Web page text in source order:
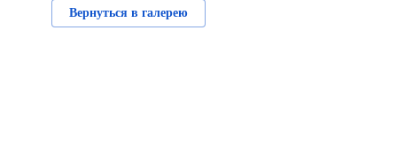
Вернуться в галерею